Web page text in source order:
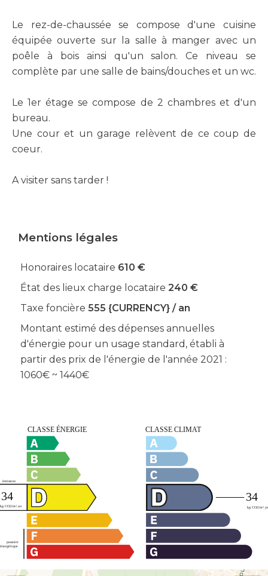
Le rez-de-chaussée se compose d'une cuisine
équipée ouverte sur la salle à manger avec un
poêle à bois ainsi qu'un salon. Ce niveau se
complète par une salle de bains/douches et un wc.
Le 1er étage se compose de 2 chambres et d'un
bureau.
Une cour et un garage relèvent de ce coup de
coeur.
A visiter sans tarder !
Mentions légales
Honoraires locataire 610 €
État des lieux charge locataire 240 €
Taxe foncière 555 {CURRENCY} / an
Montant estimé des dépenses annuelles
d'énergie pour un usage standard, établi à
partir des prix de l'énergie de l'année 2021 :
1060€ ~ 1440€